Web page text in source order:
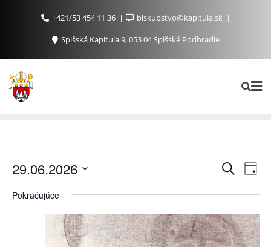
+421/53 454 11 36
biskupstvo@kapitula.sk
Spišská Kapitula 9, 053 04 Spišské Podhradie
Udalosti
and
Views
Vyhľadať
Day
29.06.2026
dátum.
Pokračujúce